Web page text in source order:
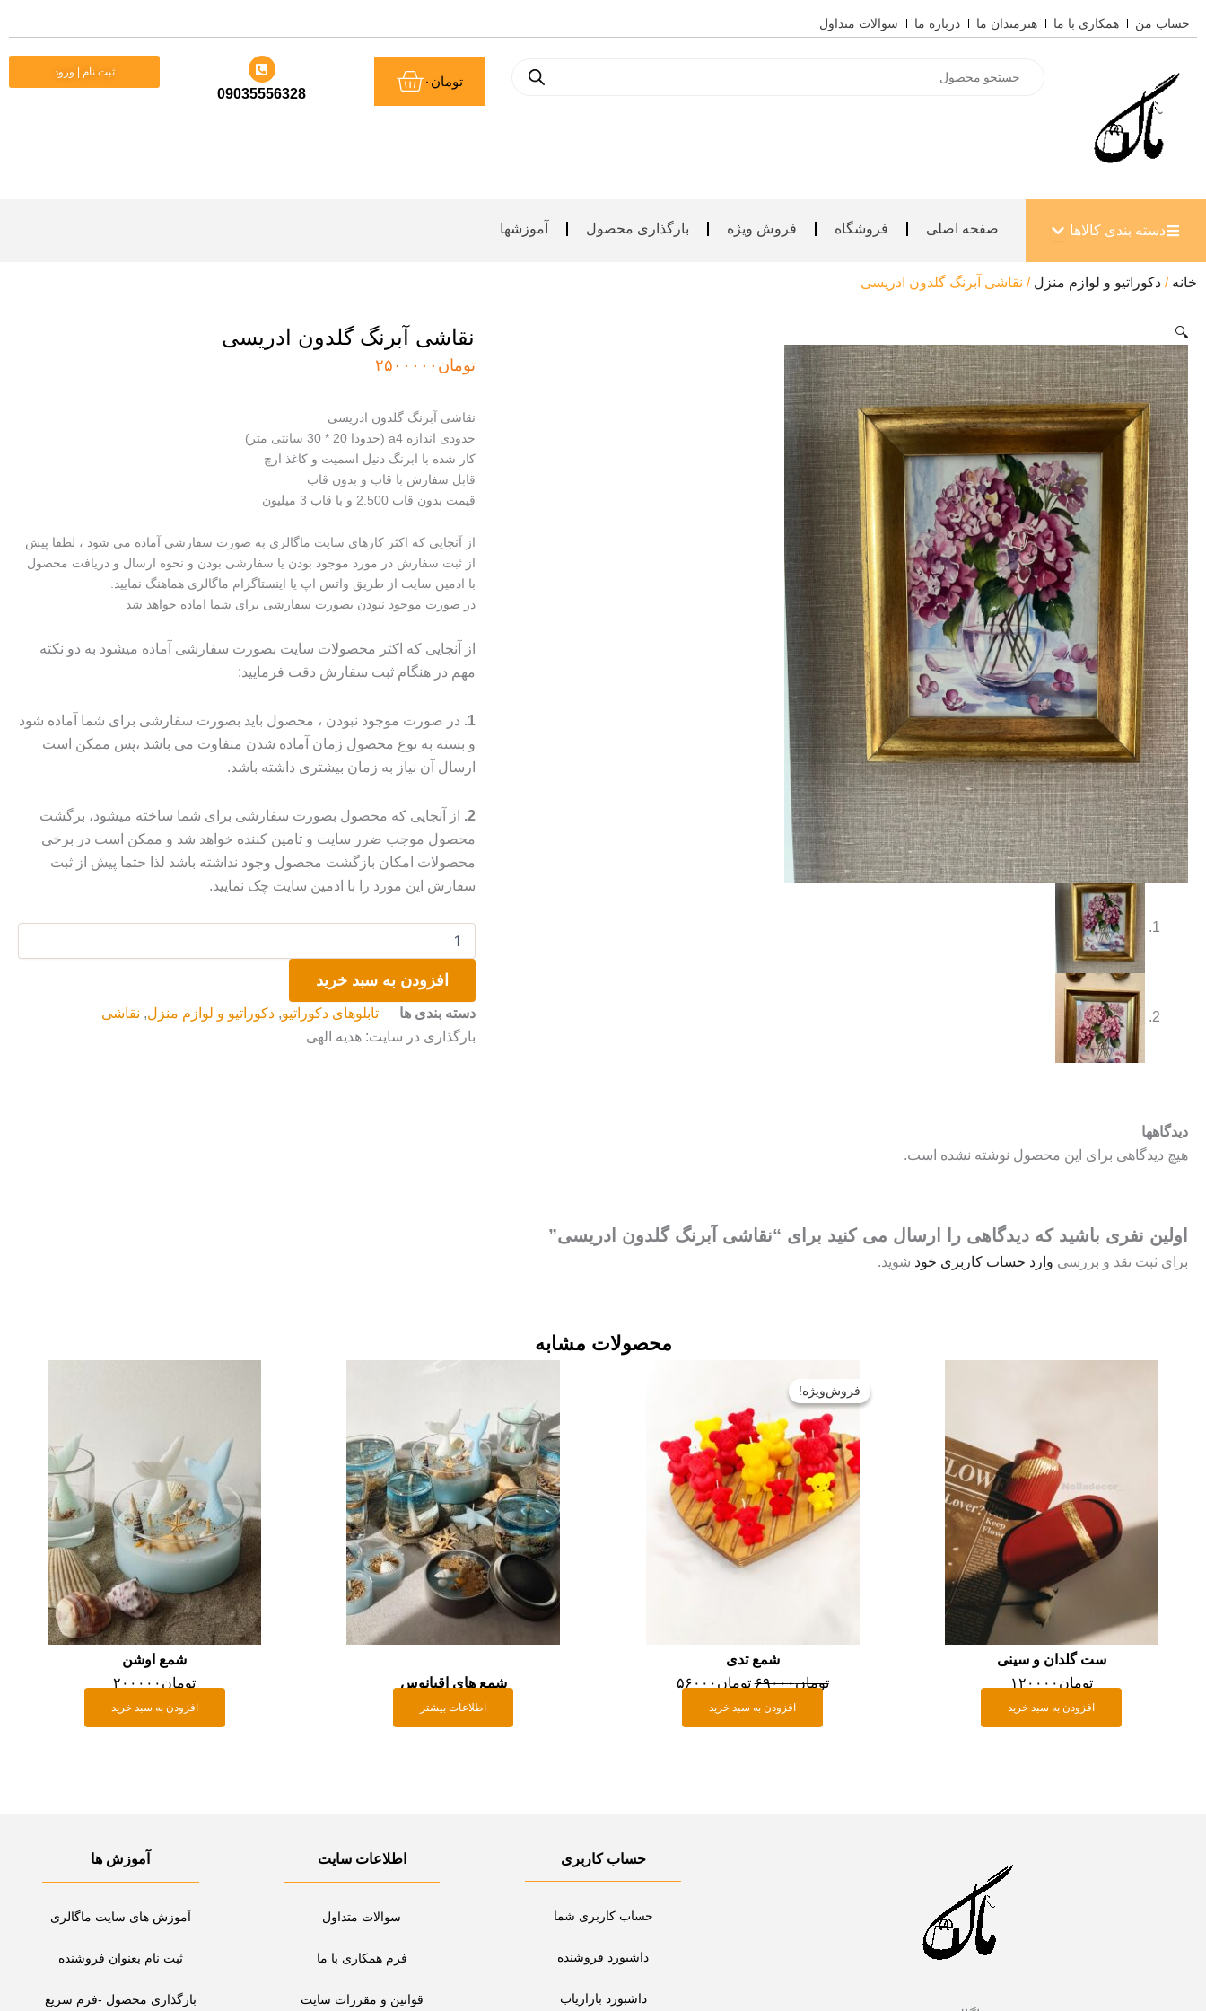
به
حساب من همکاری با ما هنرمندان ما درباره ما سوالات متداول
search
تومان ۰سبد
خرید
09035556328
ثبت نام | ورود
دسته بندی کالاها باز کردن دسته بندی کالاها
صفحه اصلی فروشگاه فروش ویژه بارگذاری محصول آموزشها
خانه / دکوراتیو و لوازم منزل / نقاشی آبرنگ گلدون ادریسی
🔍 نقاشی آبرنگ گلدون ادریسی
تومان ۲۵۰۰۰۰۰
نقاشی آبرنگ گلدون ادریسی
حدودی اندازه a4 (حدودا 20 * 30 سانتی متر)
کار شده با ابرنگ دنیل اسمیت و کاغذ ارچ
قابل سفارش با قاب و بدون قاب
قیمت بدون قاب 2.500 و با قاب 3 میلیون
از آنجایی که اکثر کارهای سایت ماگالری به صورت سفارشی آماده می شود ، لطفا پیش
از ثبت سفارش در مورد موجود بودن یا سفارشی بودن و نحوه ارسال و دریافت محصول
با ادمین سایت از طریق واتس اپ یا اینستاگرام ماگالری هماهنگ نمایید.
در صورت موجود نبودن بصورت سفارشی برای شما اماده خواهد شد
از آنجایی که اکثر محصولات سایت بصورت سفارشی آماده میشود به دو نکته
مهم در هنگام ثبت سفارش دقت فرمایید:
1. در صورت موجود نبودن ، محصول باید بصورت سفارشی برای شما آماده شود
و بسته به نوع محصول زمان آماده شدن متفاوت می باشد ،پس ممکن است
ارسال آن نیاز به زمان بیشتری داشته باشد.
2.
از آنجایی که محصول بصورت سفارشی برای شما ساخته میشود، برگشت
محصول موجب ضرر سایت و تامین کننده خواهد شد و ممکن است در برخی
محصولات امکان بازگشت محصول وجود نداشته باشد لذا حتما پیش از ثبت
سفارش این مورد را با ادمین سایت چک نمایید.
آبرنگ
گلدون
ادریسی
عدد
افزودن به سبد خرید
دسته بندی ها تابلوهای دکوراتیو,دکوراتیو و لوازم منزل, نقاشی
بارگذاری در سایت: هدیه الهی
دیدگاهها
هیچ دیدگاهی برای این محصول نوشته نشده است.
اولین نفری باشید که دیدگاهی را ارسال می کنید برای “نقاشی آبرنگ گلدون ادریسی”
برای ثبت نقد و بررسی وارد حساب کاربری خود شوید.
محصولات مشابه
ست گلدان و سینی
تومان ۱۲۰۰۰۰
افزودن به سبد خرید
فروش‌ویژه!
فروش‌ویژه!
شمع تدی
تومان۶۹۰۰۰
تومان۶۹۰۰۰
بود.
تومان ۵۶۰۰۰
افزودن به سبد خرید
شمع های اقیانوس
اطلاعات بیشتر
شمع اوشن
تومان ۲۰۰۰۰۰
افزودن به سبد خرید
حساب کاربری
حساب کاربری شما
داشبورد فروشنده
داشبورد بازاریاب
اطلاعات سایت
سوالات متداول
فرم همکاری با ما
قوانین و مقررات سایت
آموزش ها
آموزش های سایت ماگالری
ثبت نام بعنوان فروشنده
بارگذاری محصول -فرم سریع